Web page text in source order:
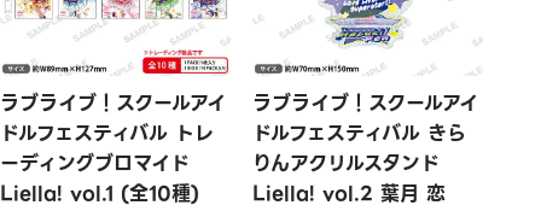
ラブライブ！スクールアイ
ドルフェスティバル トレ
ーディングブロマイド
Liella! vol.1 (全10種)
ラブライブ！スクールアイ
ドルフェスティバル きら
りんアクリルスタンド
Liella! vol.2 葉月 恋